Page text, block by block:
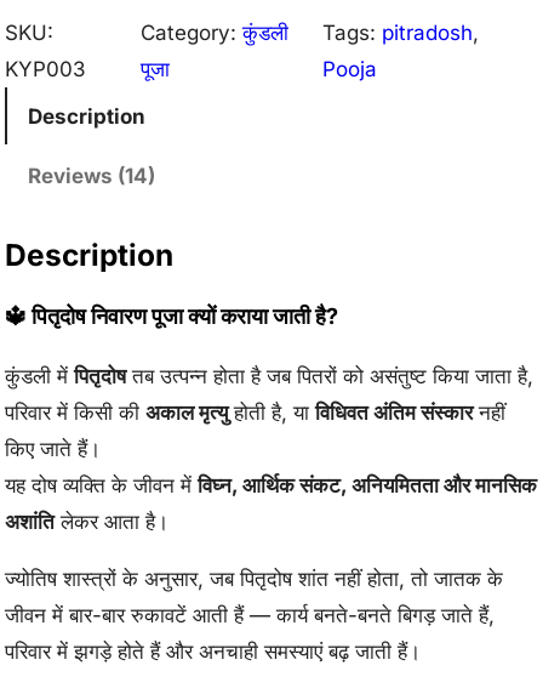
n
p
r
c
e
a
s
:
₹
n
i
:
3
,
दो
ष
पू
q
a
n
t
y
SKU:
KYP003
Category:कुंडली
पूजा
Tags: pitradosh
Pooja
Description
Reviews (14)
Description
🔱 पितृदोष निवारण पूजा क्यों कराया जाती है?
कुंडली मेंपितृदोषतब उत्पन्न होता है जब पितरों को असंतुष्ट किया जाता है,
परिवार में किसी कीअकाल मृत्युहोती है, याविधिवत अंतिम संस्कारनहीं
किए जाते हैं।
यह दोष व्यक्ति के जीवन मेंविघ्न, आर्थिक संकट, अनियमितता और मानसिक
अशांतिलेकर आता है।
ज्योतिष शास्त्रों के अनुसार, जब पितृदोष शांत नहीं होता, तो जातक के
जीवन में बार-बार रुकावटें आती हैं — कार्य बनते-बनते बिगड़ जाते हैं,
परिवार में झगड़े होते हैं और अनचाही समस्याएं बढ़ जाती हैं।